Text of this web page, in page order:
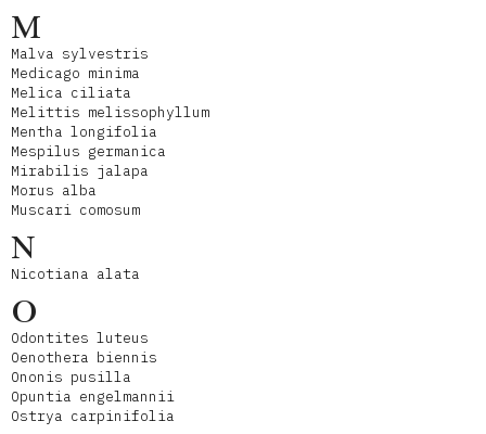
M
Malva sylvestris
Medicago minima
Melica ciliata
Melittis melissophyllum
Mentha longifolia
Mespilus germanica
Mirabilis jalapa
Morus alba
Muscari comosum
N
Nicotiana alata
O
Odontites luteus
Oenothera biennis
Ononis pusilla
Opuntia engelmannii
Ostrya carpinifolia